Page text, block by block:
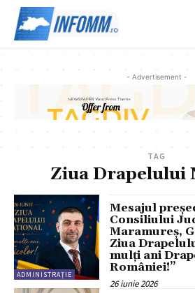
- Advertisement -
TAG
Ziua Drapelului
ADMINISTRAȚIE
Mesajul
Consiliului
Maramureș,
Ziua
mulți ani
României!”
26 iunie 2026